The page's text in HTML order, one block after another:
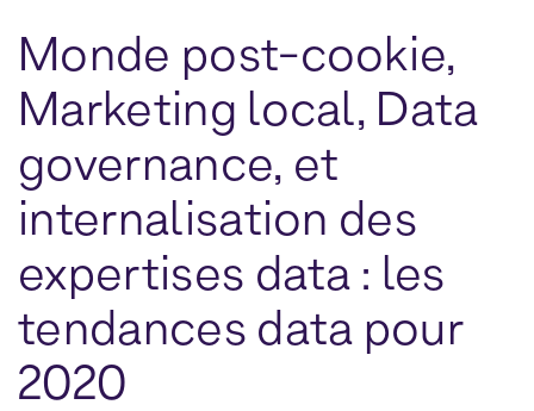
Monde post-cookie,
Marketing local, Data
governance, et
internalisation des
expertises data : les
tendances data pour
2020